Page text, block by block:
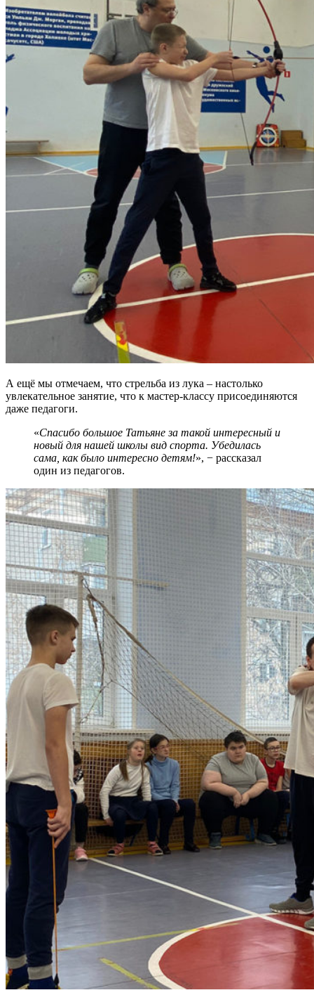
А ещё мы отмечаем, что стрельба из лука – настолько
увлекательное занятие, что к мастер-классу присоединяются
даже педагоги.
«Спасибо большое Татьяне за такой интересный и
новый для нашей школы вид спорта. Убедилась
сама, как было интересно детям!», − рассказал
один из педагогов.